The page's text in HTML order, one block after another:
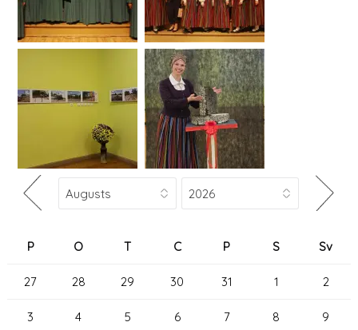
P O T C P S Sv
27 28 29 30 31 1 2
3 4 5 6 7 8 9